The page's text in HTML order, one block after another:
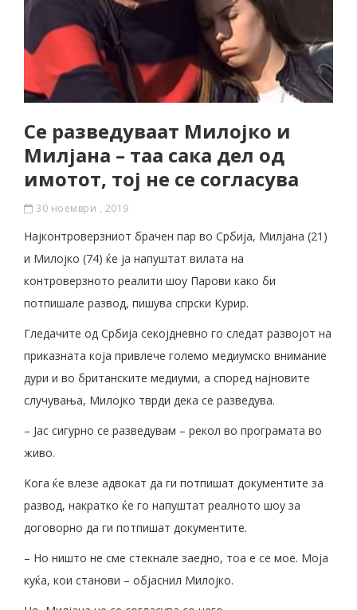
Се разведуваат Милојко и
Милјана – таа сака дел од
имотот, тој не се согласува
30 ноември , 2019
Најконтроверзниот брачен пар во Србија, Милјана (21)
и Милојко (74) ќе ја напуштат вилата на
контроверзното реалити шоу Парови како би
потпишале развод, пишува спрски Курир.
Гледачите од Србија секојдневно го следат развојот на
приказната која привлече големо медиумско внимание
дури и во британските медиуми, а според најновите
случувања, Милојко тврди дека се разведува.
– Јас сигурно се разведувам – рекол во програмата во
живо.
Кога ќе влезе адвокат да ги потпишат документите за
развод, накратко ќе го напуштат реалното шоу за
договорно да ги потпишат документите.
– Но ништо не сме стекнале заедно, тоа е се мое. Моја
куќа, кои станови – објаснил Милојко.